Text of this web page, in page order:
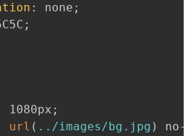
: none ;
;
1080px ;
url ( ../images/bg.jpg )
no-